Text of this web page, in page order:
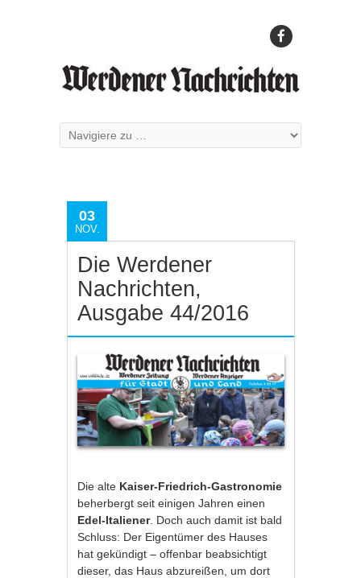
03
NOV.
Die Werdener
Nachrichten,
Ausgabe 44/2016
Die alte Kaiser-Friedrich-Gastronomie
beherbergt seit einigen Jahren einen
Edel-Italiener. Doch auch damit ist bald
Schluss: Der Eigentümer des Hauses
hat gekündigt – offenbar beabsichtigt
dieser, das Haus abzureißen, um dort